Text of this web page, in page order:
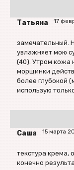
Татьяна 17
замечательный.
увлажняет мою
(40). Утром кожа
морщинки
более глубокой
использую
Саша 15 марта
текстура крема,
конечно